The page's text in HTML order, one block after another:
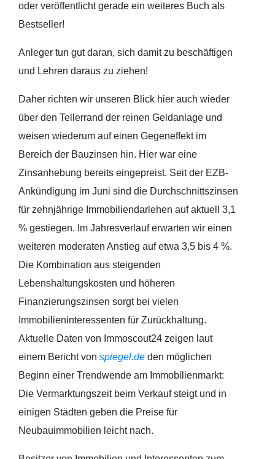
oder veröffentlicht gerade ein weiteres Buch als
Bestseller!
Anleger tun gut daran, sich damit zu beschäftigen
und Lehren daraus zu ziehen!
Daher richten wir unseren Blick hier auch wieder
über den Tellerrand der reinen Geldanlage und
weisen wiederum auf einen Gegeneffekt im
Bereich der Bauzinsen hin. Hier war eine
Zinsanhebung bereits eingepreist. Seit der EZB-
Ankündigung im Juni sind die Durchschnittszinsen
für zehnjährige Immobiliendarlehen auf aktuell 3,1
% gestiegen. Im Jahresverlauf erwarten wir einen
weiteren moderaten Anstieg auf etwa 3,5 bis 4 %.
Die Kombination aus steigenden
Lebenshaltungskosten und höheren
Finanzierungszinsen sorgt bei vielen
Immobilieninteressenten für Zurückhaltung.
Aktuelle Daten von Immoscout24 zeigen laut
einem Bericht von spiegel.de den möglichen
Beginn einer Trendwende am Immobilienmarkt:
Die Vermarktungszeit beim Verkauf steigt und in
einigen Städten geben die Preise für
Neubauimmobilien leicht nach.